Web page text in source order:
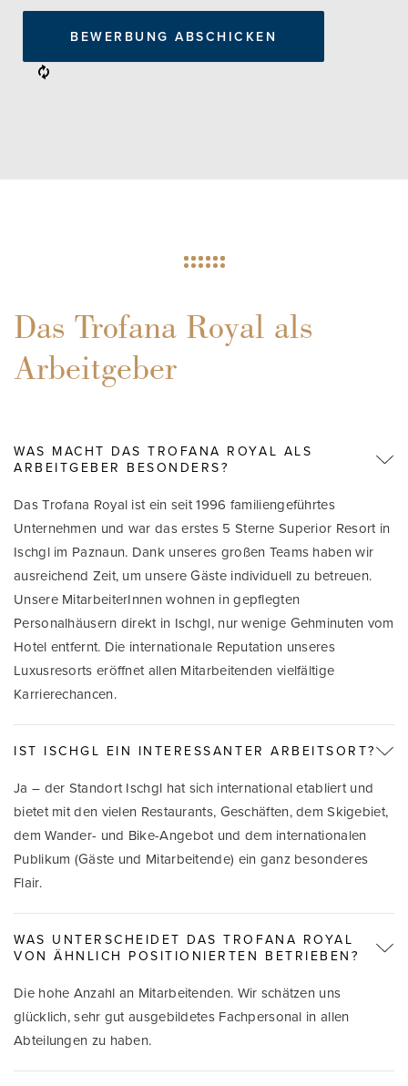
Das Trofana Royal als
Arbeitgeber
WAS MACHT DAS TROFANA ROYAL ALS
ARBEITGEBER BESONDERS?
Das Trofana Royal ist ein seit 1996 familiengeführtes
Unternehmen und war das erstes 5 Sterne Superior Resort in
Ischgl im Paznaun. Dank unseres großen Teams haben wir
ausreichend Zeit, um unsere Gäste individuell zu betreuen.
Unsere MitarbeiterInnen wohnen in gepflegten
Personalhäusern direkt in Ischgl, nur wenige Gehminuten vom
Hotel entfernt. Die internationale Reputation unseres
Luxusresorts eröffnet allen Mitarbeitenden vielfältige
Karrierechancen.
IST ISCHGL EIN INTERESSANTER ARBEITSORT?
Ja – der Standort Ischgl hat sich international etabliert und
bietet mit den vielen Restaurants, Geschäften, dem Skigebiet,
dem Wander- und Bike-Angebot und dem internationalen
Publikum (Gäste und Mitarbeitende) ein ganz besonderes
Flair.
WAS UNTERSCHEIDET DAS TROFANA ROYAL
VON ÄHNLICH POSITIONIERTEN BETRIEBEN?
Die hohe Anzahl an Mitarbeitenden. Wir schätzen uns
glücklich, sehr gut ausgebildetes Fachpersonal in allen
Abteilungen zu haben.